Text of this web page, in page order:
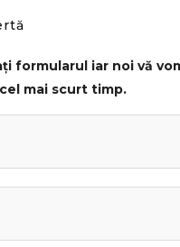
formularul iar noi vă
mai scurt timp.